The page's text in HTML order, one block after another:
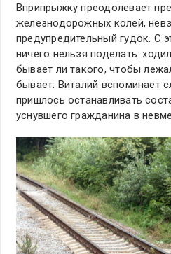
Вприпрыжку преодолевает
железнодорожных колей,
предупредительный гудок. С
ничего нельзя поделать:
бывает ли такого, чтобы
бывает: Виталий вспоминает
пришлось останавливать
уснувшего гражданина в